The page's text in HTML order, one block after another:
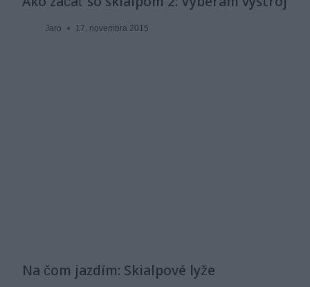
Jaro 17. novembra 2015
Na čom jazdím: Skialpové lyže